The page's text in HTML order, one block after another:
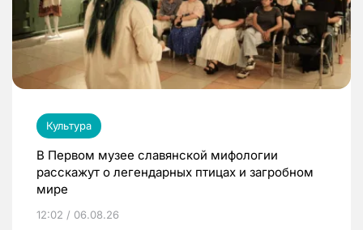
Культура
В Первом музее славянской мифологии
расскажут о легендарных птицах и загробном
мире
12:02 / 06.08.26